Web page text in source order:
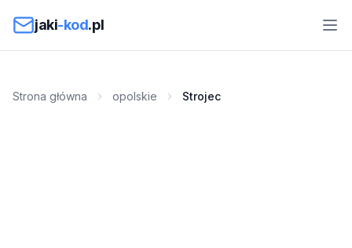
jaki-kod.pl
Strona główna opolskie Strojec